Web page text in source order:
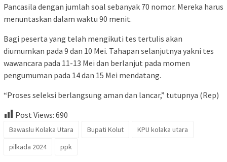
Pancasila dengan jumlah soal sebanyak 70 nomor. Mereka harus
menuntaskan dalam waktu 90 menit.
Bagi peserta yang telah mengikuti tes tertulis akan
diumumkan pada 9 dan 10 Mei. Tahapan selanjutnya yakni tes
wawancara pada 11-13 Mei dan berlanjut pada momen
pengumuman pada 14 dan 15 Mei mendatang.
“Proses seleksi berlangsung aman dan lancar,” tutupnya (Rep)
Post Views: 690
Bawaslu Kolaka Utara Bupati Kolut
KPU kolaka utara
pilkada 2024
ppk